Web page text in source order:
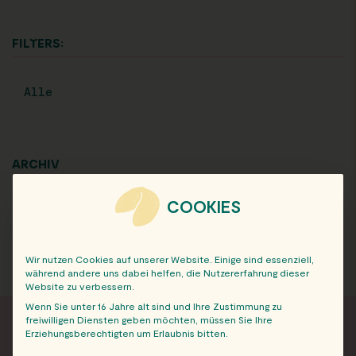
FILTERS:
Alle
ARCHIV
COOKIES
Wir nutzen Cookies auf unserer Website. Einige sind essenziell,
während andere uns dabei helfen, die Nutzererfahrung dieser
Website zu verbessern.
Wenn Sie unter 16 Jahre alt sind und Ihre Zustimmung zu
freiwilligen Diensten geben möchten, müssen Sie Ihre
Erziehungsberechtigten um Erlaubnis bitten.